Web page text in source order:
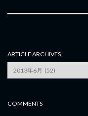
ARTICLE ARCHIVES
Archives
COMMENTS